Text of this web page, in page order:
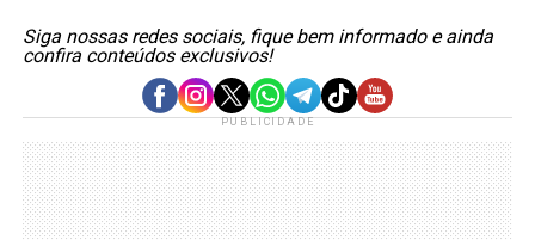
Siga nossas redes sociais, fique bem informado e ainda
confira conteúdos exclusivos!
PUBLICIDADE